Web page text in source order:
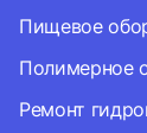
Пищевое
Полимерное
Ремонт